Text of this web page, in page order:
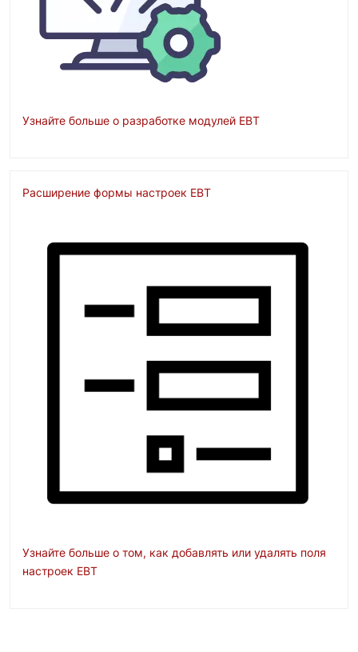
Узнайте больше о разработке модулей EBT
Расширение формы настроек EBT
Узнайте больше о том, как добавлять или удалять поля
настроек EBT